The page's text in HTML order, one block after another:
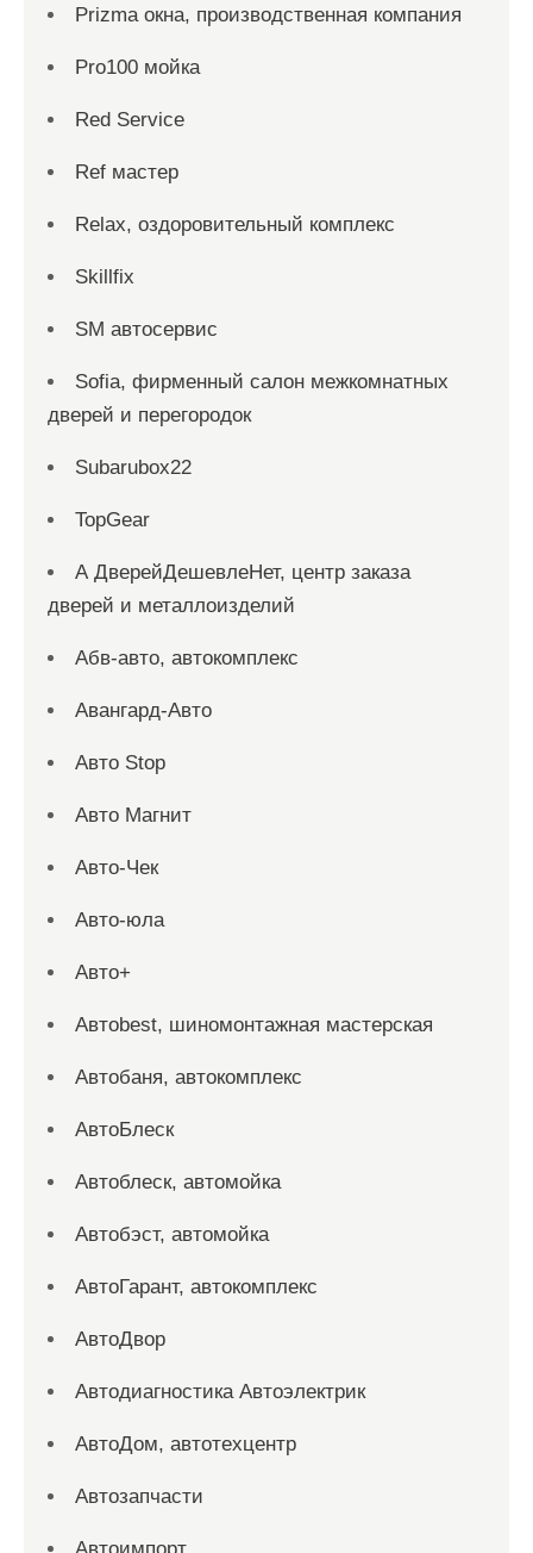
Prizma окна, производственная компания
Pro100 мойка
Red Service
Ref мастер
Relax, оздоровительный комплекс
Skillfix
SM автосервис
Sofia, фирменный салон межкомнатных
дверей и перегородок
Subarubox22
TopGear
А ДверейДешевлеНет, центр заказа
дверей и металлоизделий
Абв-авто, автокомплекс
Авангард-Авто
Авто Stop
Авто Магнит
Авто-Чек
Авто-юла
Авто+
Автоbest, шиномонтажная мастерская
Автобаня, автокомплекс
АвтоБлеск
Автоблеск, автомойка
Автобэст, автомойка
АвтоГарант, автокомплекс
АвтоДвор
Автодиагностика Автоэлектрик
АвтоДом, автотехцентр
Автозапчасти